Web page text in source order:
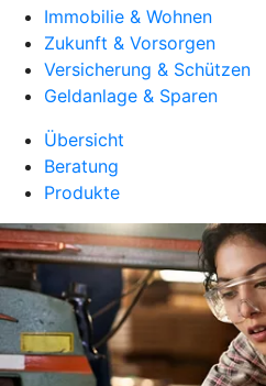
Immobilie & Wohnen
Zukunft & Vorsorgen
Versicherung & Schützen
Geldanlage & Sparen
Übersicht
Beratung
Produkte